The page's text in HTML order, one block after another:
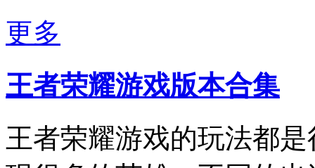
更多
王者荣耀游戏版本合集
王者荣耀游戏的玩法都